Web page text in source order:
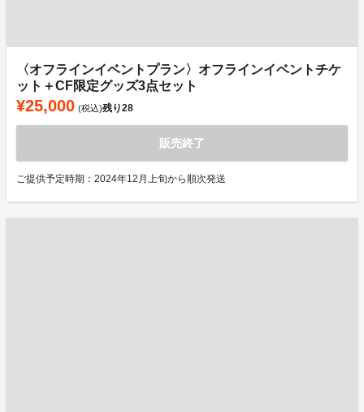
〈オフラインイベントプラン〉オフラインイベントチケ
ット＋CF限定グッズ3点セット
¥25,000 (税込)残り28
販売終了
ご提供予定時期：2024年12月上旬から順次発送